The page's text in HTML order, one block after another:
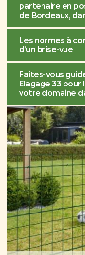
partenaire en
de Bordeaux,
Les normes à
d’un brise-vue
Faites-vous
Elagage 33
votre domaine